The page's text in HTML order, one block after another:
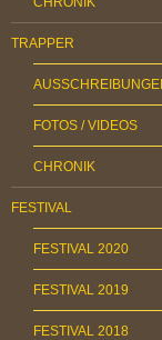
TRAPPER
FOTOS / VIDEOS
CHRONIK
FESTIVAL
FESTIVAL 2020
FESTIVAL 2019
FESTIVAL 2018